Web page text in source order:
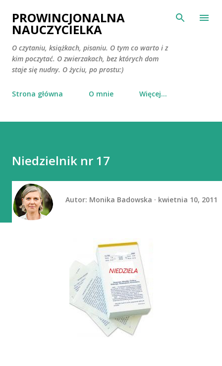
Przejdź do głównej zawartości
PROWINCJONALNA
NAUCZYCIELKA
O czytaniu, książkach, pisaniu. O tym co warto i z
kim poczytać. O zwierzakach, bez których dom
staje się nudny. O życiu, po prostu:)
Strona główna O mnie Więcej…
Niedzielnik nr 17
Autor: Monika Badowska kwietnia 10, 2011